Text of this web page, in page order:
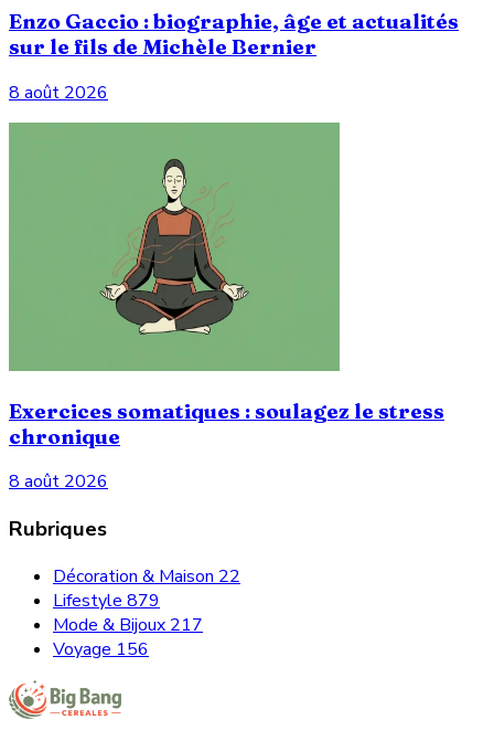
Enzo Gaccio : biographie, âge et actualités
sur le fils de Michèle Bernier
8 août 2026
Exercices somatiques : soulagez le stress
chronique
8 août 2026
Rubriques
Décoration & Maison 22
Lifestyle 879
Mode & Bijoux 217
Voyage 156